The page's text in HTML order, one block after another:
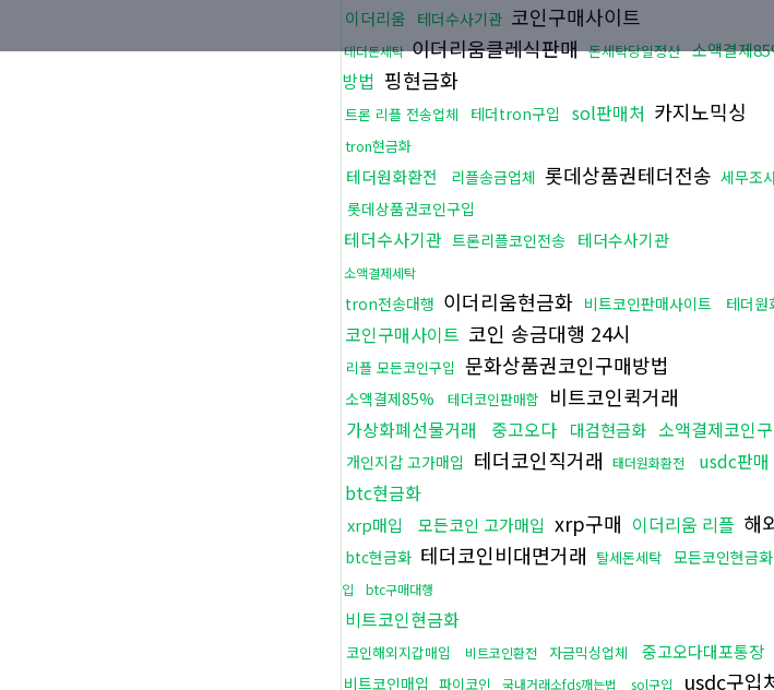
이더리움 테더수사기관 코인구매사이트
테더돈세탁이더리움클레식판매 돈세탁당일정산 소액결제
방법 핑현금화
트론 리플 전송업체 테더tron구입 sol판매처 카지노믹싱
tron현금화
테더원화환전 리플송금업체 롯데상품권테더전송 세무조
롯데상품권코인구입
테더수사기관 트론리플코인전송 테더수사기관
소액결제세탁
tron전송대행 이더리움현금화 비트코인판매사이트 테더원
코인구매사이트 코인 송금대행 24시
리플 모든코인구입 문화상품권코인구매방법
소액결제85% 테더코인판매함 비트코인퀵거래
가상화폐선물거래 중고오다 대검현금화 소액결제코인
개인지갑 고가매입 테더코인직거래 태더원화환전 usdc판매
btc현금화
xrp매입 모든코인 고가매입 xrp구매 이더리움 리플 해
btc현금화 테더코인비대면거래 탈세돈세탁 모든코인현금화
입
btc구매대행
비트코인현금화
코인해외지갑매입 비트코인환전 자금믹싱업체 중고오다대포통장
비트코인매입 파이코인 국내거래소fds깨는법 sol구입 usdc구입